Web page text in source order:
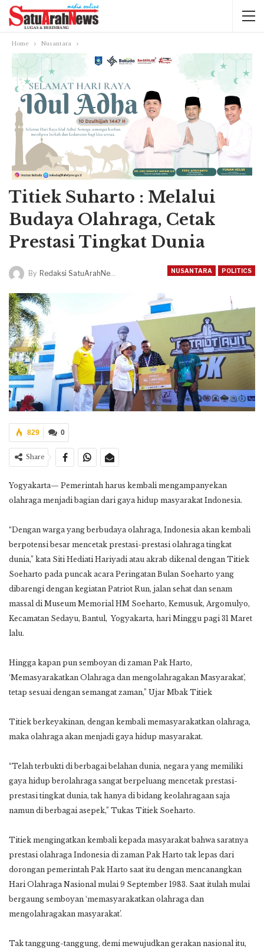
Home Nusantara
Titiek Suharto : Melalui
Budaya Olahraga, Cetak
Prestasi Tingkat Dunia
NUSANTARA POLITICS
By Redaksi SatuArahNews
0
829
Share
Yogyakarta— Pemerintah harus kembali mengampanyekan
olahraga menjadi bagian dari gaya hidup masyarakat Indonesia.
“Dengan warga yang berbudaya olahraga, Indonesia akan kembali
berpotensi besar mencetak prestasi-prestasi olahraga tingkat
dunia,” kata Siti Hediati Hariyadi atau akrab dikenal dengan Titiek
Soeharto pada puncak acara Peringatan Bulan Soeharto yang
dibarengi dengan kegiatan Patriot Run, jalan sehat dan senam
massal di Museum Memorial HM Soeharto, Kemusuk, Argomulyo,
Kecamatan Sedayu, Bantul, Yogyakarta, hari Minggu pagi 31 Maret
lalu.
Hingga kapan pun semboyan di zaman Pak Harto,
‘Memasyarakatkan Olahraga dan mengolahragakan Masyarakat’,
tetap sesuai dengan semangat zaman,” Ujar Mbak Titiek
Titiek berkeyakinan, dengan kembali memasyarakatkan olahraga,
maka olahraga akan menjadi gaya hidup masyarakat.
“Telah terbukti di berbagai belahan dunia, negara yang memiliki
gaya hidup berolahraga sangat berpeluang mencetak prestasi-
prestasi tingkat dunia, tak hanya di bidang keolahragaan saja
namun di berbagai asepek,” Tukas Titiek Soeharto.
Titiek mengingatkan kembali kepada masyarakat bahwa saratnya
prestasi olahraga Indonesia di zaman Pak Harto tak lepas dari
dorongan pemerintah Pak Harto saat itu dengan mencanangkan
Hari Olahraga Nasional mulai 9 September 1983. Saat itulah mulai
bergaung semboyan ‘memasyarakatkan olahraga dan
mengolahragakan masyarakat’.
Tak tanggung-tanggung, demi mewujudkan gerakan nasional itu,